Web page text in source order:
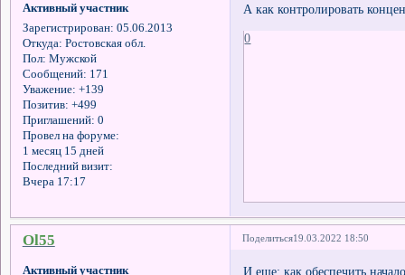
Активный участник
Зарегистрирован: 05.06.2013
Откуда: Ростовская обл.
Пол: Мужской
Сообщений: 171
Уважение: +139
Позитив: +499
Приглашений: 0
Провел на форуме:
1 месяц 15 дней
Последний визит:
Вчера 17:17
А как контролировать
0
Поделиться19.03.2022 18:50
Ol55
Активный участник И еще: как обеспечить